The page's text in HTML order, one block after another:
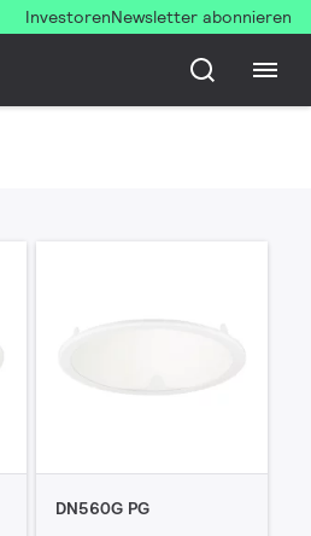
InvestorenNewsletter abonnieren
DN560G PG